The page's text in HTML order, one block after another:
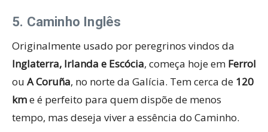
5. Caminho Inglês
Originalmente usado por peregrinos vindos da
Inglaterra, Irlanda e Escócia, começa hoje em Ferrol
ou A Coruña, no norte da Galícia. Tem cerca de 120
kme é perfeito para quem dispõe de menos
tempo, mas deseja viver a essência do Caminho.